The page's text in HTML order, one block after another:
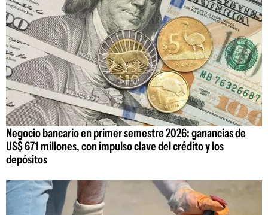
Negocio bancario en primer semestre 2026: ganancias de
US$ 671 millones, con impulso clave del crédito y los
depósitos